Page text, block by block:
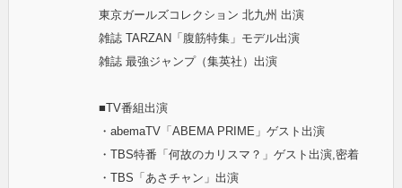
東京ガールズコレクション 北九州 出演
雑誌 TARZAN「腹筋特集」モデル出演
雑誌 最強ジャンプ（集英社）出演
■TV番組出演
・abemaTV「ABEMA PRIME」ゲスト出演
・TBS特番「何故のカリスマ？」ゲスト出演,密着
・TBS「あさチャン」出演